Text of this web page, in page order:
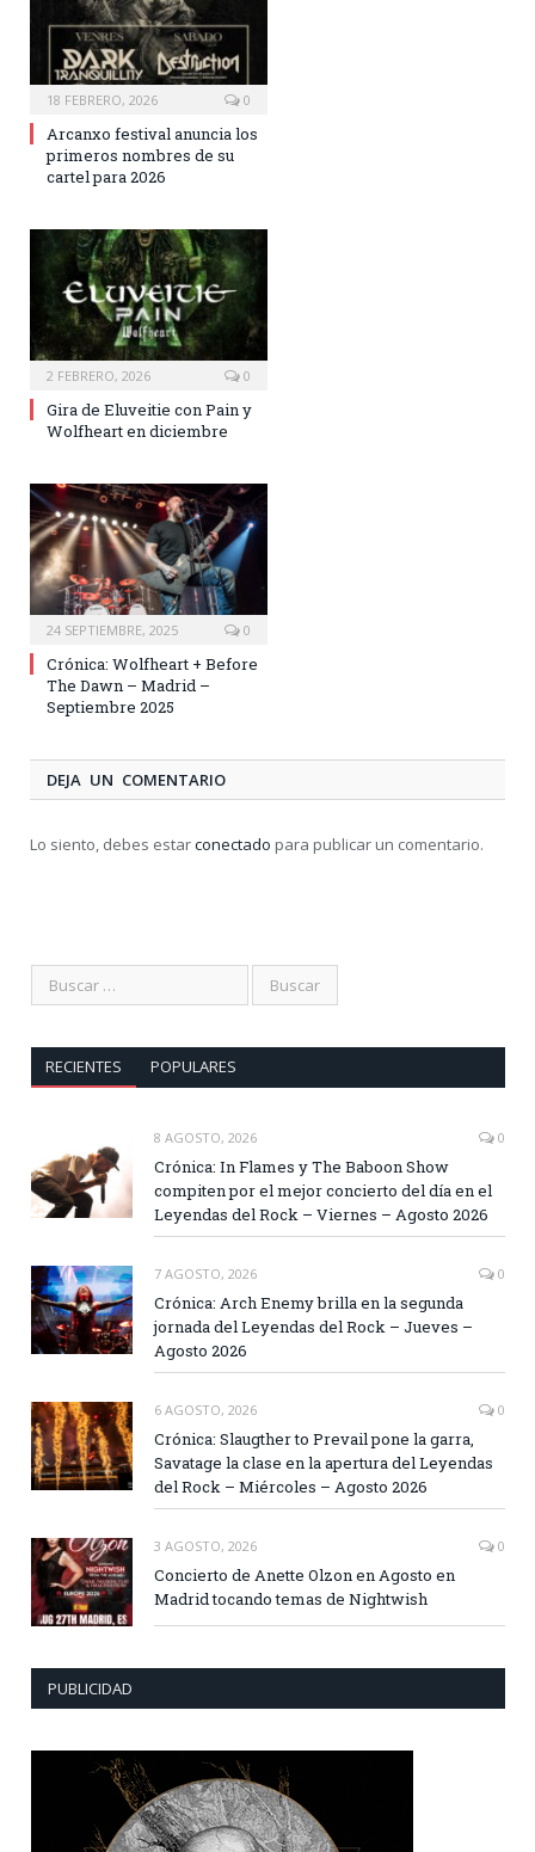
18 FEBRERO, 2026 0
Arcanxo festival anuncia los
primeros nombres de su
cartel para 2026
2 FEBRERO, 2026 0
Gira de Eluveitie con Pain y
Wolfheart en diciembre
24 SEPTIEMBRE, 2025 0
Crónica: Wolfheart + Before
The Dawn – Madrid –
Septiembre 2025
DEJA UN COMENTARIO
Lo siento, debes estarconectado para publicar un comentario.
RECIENTES POPULARES
8 AGOSTO, 2026 0
Crónica: In Flames y The Baboon Show
compiten por el mejor concierto del día en el
Leyendas del Rock – Viernes – Agosto 2026
7 AGOSTO, 2026 0
Crónica: Arch Enemy brilla en la segunda
jornada del Leyendas del Rock – Jueves –
Agosto 2026
6 AGOSTO, 2026 0
Crónica: Slaugther to Prevail pone la garra,
Savatage la clase en la apertura del Leyendas
del Rock – Miércoles – Agosto 2026
3 AGOSTO, 2026 0
Concierto de Anette Olzon en Agosto en
Madrid tocando temas de Nightwish
PUBLICIDAD